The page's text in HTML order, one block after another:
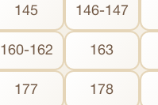
145 146-147
160-162 163
177 178